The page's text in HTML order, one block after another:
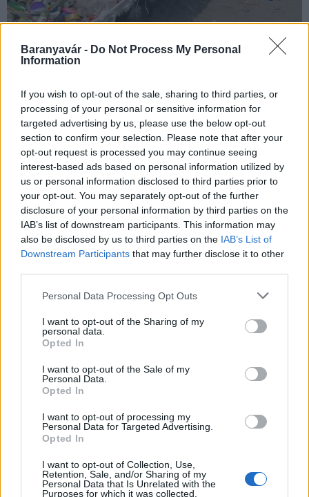
Baranyavár - Do Not Process My Personal
Information
If you wish to opt-out of the sale, sharing to third parties, or
processing of your personal or sensitive information for
targeted advertising by us, please use the below opt-out
section to confirm your selection. Please note that after your
opt-out request is processed you may continue seeing
interest-based ads based on personal information utilized by
us or personal information disclosed to third parties prior to
your opt-out. You may separately opt-out of the further
disclosure of your personal information by third parties on the
IAB’s list of downstream participants. This information may
also be disclosed by us to third parties on the IAB’s List of
Downstream Participants that may further disclose it to other
Please note that this website/app uses one or more Google
not limited to your visit or usage behaviour. You may click to
grant or deny consent to Google and its third-party tags to
use your data for below specified purposes in below Google
consent section.
Personal Data Processing Opt Outs
I want to opt-out of the Sharing of my
personal data.
Opted In
I want to opt-out of the Sale of my
Personal Data.
Opted In
I want to opt-out of processing my
Personal Data for Targeted Advertising.
Opted In
I want to opt-out of Collection, Use,
Retention, Sale, and/or Sharing of my
Personal Data that Is Unrelated with the
Purposes for which it was collected.
A tengerbiológusok szerint soha ennyi műanyagot nem találtak
egyetlen bálnában sem.
Rekordfejlesztéseket valósítottak meg a nemzeti
parkok az elmúlt évtizedben
2021.11.27
Helyi hírek
fejlesztésekkel bővül majd a Pintér-kert, a mintegy 175 millió
forintos beruházás része lesz egy üvegház kialakítása, de
lesz a világítás is.
Regényes természet - Eredményt hirdettek a
környezetvédelmi irodalmi pályázaton